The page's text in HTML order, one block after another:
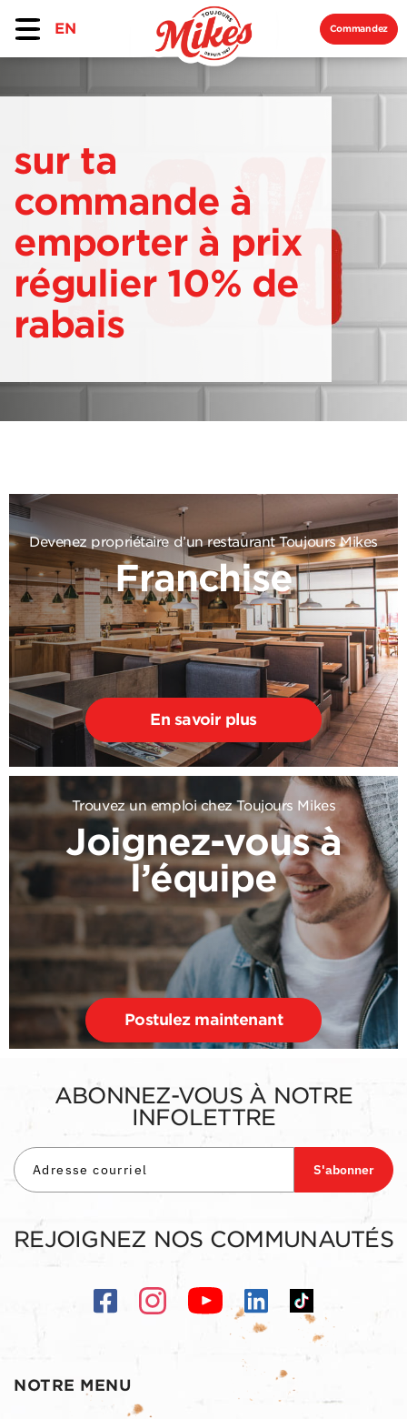
EN Commandez
sur ta
commande à
emporter à prix
régulier 10% de
rabais
Devenez propriétaire d’un restaurant Toujours Mikes
Franchise
En savoir plus
Trouvez un emploi chez Toujours Mikes
Joignez-vous à
l’équipe
Postulez maintenant
NOTRE MENU
ABONNEZ-VOUS À NOTRE
INFOLETTRE
S'abonner
REJOIGNEZ NOS COMMUNAUTÉS